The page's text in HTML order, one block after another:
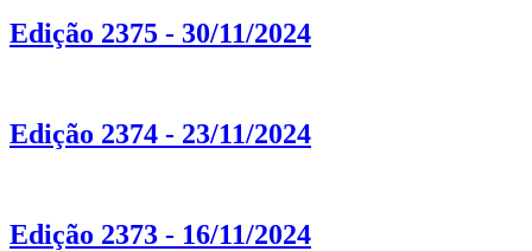
Edição 2375 - 30/11/2024
Edição 2374 - 23/11/2024
Edição 2373 - 16/11/2024